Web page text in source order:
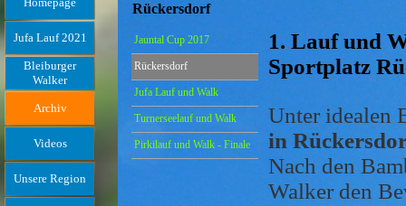
Jufa Lauf 2021
Bleiburger
Walker
Archiv
Videos
Unsere Region
Rückersdorf
Jauntal Cup 2017
Rückersdorf
Jufa Lauf und Walk
Turnerseelauf und Walk
Pirkilauf und Walk - Finale
1. Lauf und
Sportplatz
Unter idealen
in
Nach den
Walker den